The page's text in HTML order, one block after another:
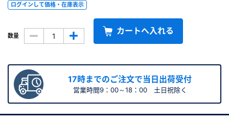
ログインして価格・在庫表示
数量 カートへ入れる
17時までのご注文で当日出荷受付
営業時間9：00～18：00 土日祝除く